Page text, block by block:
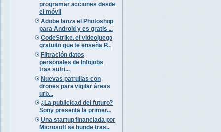
programar acciones desde
el móvil
Adobe lanza el Photoshop
para Android y es gratis ...
CodeStrike, el videojuego
gratuito que te enseña P...
Filtración datos
personales de Infojobs
tras sufri...
Nuevas patrullas con
drones para vigilar áreas
urb...
¿La publicidad del futuro?
Sony presenta la primer...
Una startup financiada por
Microsoft se hunde tras...